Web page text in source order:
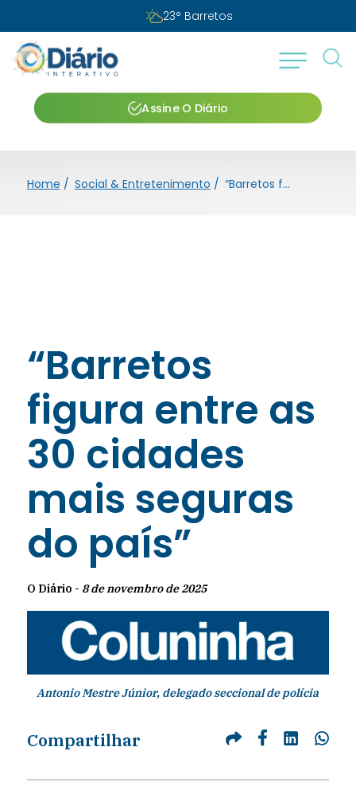
Segunda-feira, 10 de agosto de 2026
Assine O Diário
Home / Social & Entretenimento / “Barretos figura entre as 30 cidades mais seguras do país”
“Barretos
figura entre as
30 cidades
mais seguras
do país”
O Diário - 8 de novembro de 2025
Antonio Mestre Júnior, delegado seccional de polícia
Compartilhar